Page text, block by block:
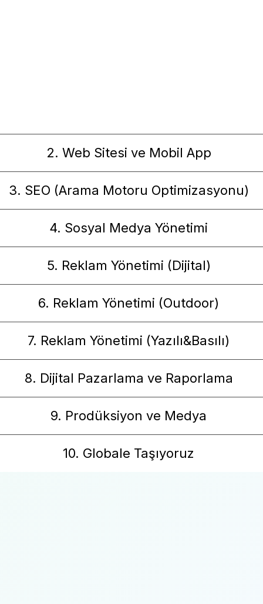
2. Web Sitesi ve Mobil App
3. SEO (Arama Motoru Optimizasyonu)
4. Sosyal Medya Yönetimi
5. Reklam Yönetimi (Dijital)
6. Reklam Yönetimi (Outdoor)
7. Reklam Yönetimi (Yazılı&Basılı)
8. Dijital Pazarlama ve Raporlama
9. Prodüksiyon ve Medya
10. Globale Taşıyoruz